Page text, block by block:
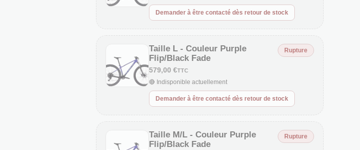
Demander à être contacté dès retour de stock
Taille L - Couleur Purple
Flip/Black Fade
Rupture
579,00 €TTC
🔴 Indisponible actuellement
Demander à être contacté dès retour de stock
Taille M/L - Couleur Purple
Flip/Black Fade
Rupture